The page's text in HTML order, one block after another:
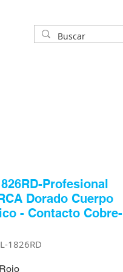
Profesional
Dorado Cuerpo
- Contacto Cobre-
1826RD